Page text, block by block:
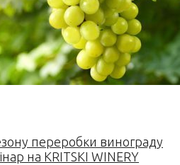
переробки винограду
на KRITSKI WINERY